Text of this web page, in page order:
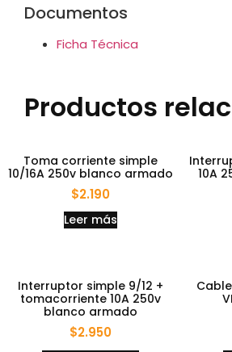
Documentos
Ficha Técnica
Productos
Toma corriente simple
10/16A 250v blanco armado
$2.190
Leer más
10A
Interruptor simple 9/12 +
tomacorriente 10A 250v
blanco armado
$2.950
Cable